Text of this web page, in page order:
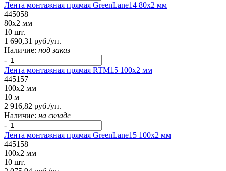
Лента монтажная прямая GreenLane14 80x2 мм
445058
80x2 мм
10 шт.
1 690,31 руб./уп.
Наличие: под заказ
-
+
Лента монтажная прямая RTM15 100x2 мм
445157
100x2 мм
10 м
2 916,82 руб./уп.
Наличие: на складе
-
+
Лента монтажная прямая GreenLane15 100x2 мм
445158
100x2 мм
10 шт.